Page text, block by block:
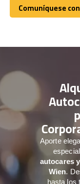
Comuníquese
Comuníquese
Aporte
autocares
Wien.
hasta los